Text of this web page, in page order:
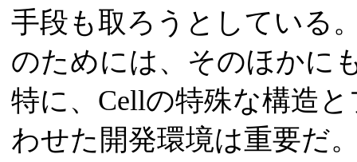
手段も取ろうとしている
のためには、そのほかに
特に、Cellの特殊な構造
わせた開発環境は重要だ